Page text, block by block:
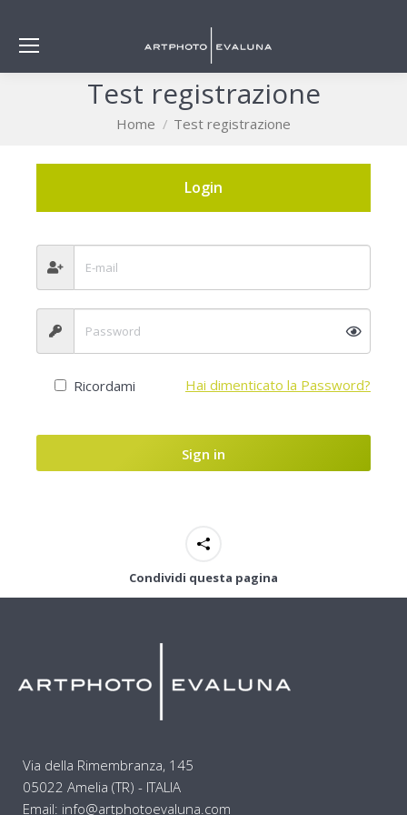
Test registrazione
You are here:
Home Test registrazione
Login
Ricordami Hai dimenticato la Password?
Sign in
Condividi questa pagina
Via della Rimembranza, 145
05022 Amelia (TR) - ITALIA
Email: info@artphotoevaluna.com